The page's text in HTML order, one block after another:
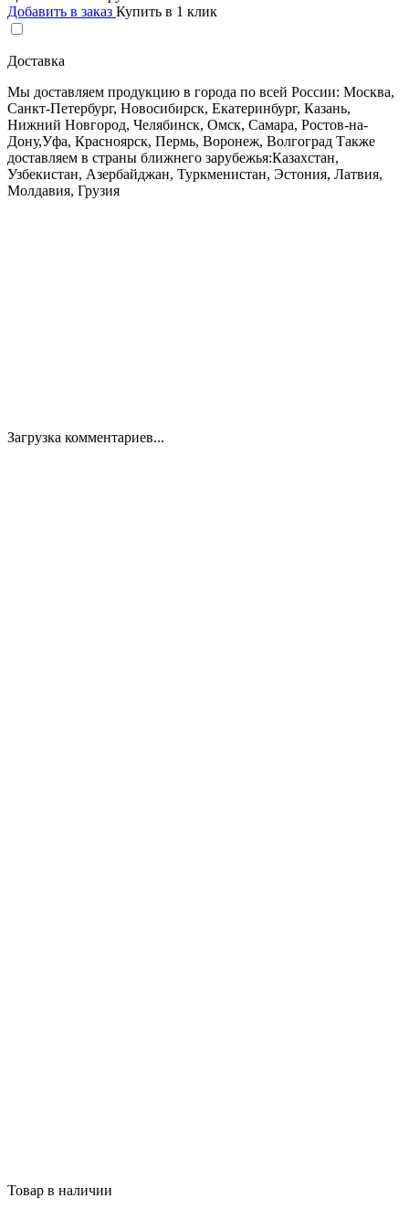
Добавить в заказ Купить в 1 клик
Доставка
Мы доставляем продукцию в города по всей России: Москва,
Санкт-Петербург, Новосибирск, Екатеринбург, Казань,
Нижний Новгород, Челябинск, Омск, Самара, Ростов-на-
Дону,Уфа, Красноярск, Пермь, Воронеж, Волгоград Также
доставляем в страны ближнего зарубежья:Казахстан,
Узбекистан, Азербайджан, Туркменистан, Эстония, Латвия,
Молдавия, Грузия
Загрузка комментариев...
Товар в наличии